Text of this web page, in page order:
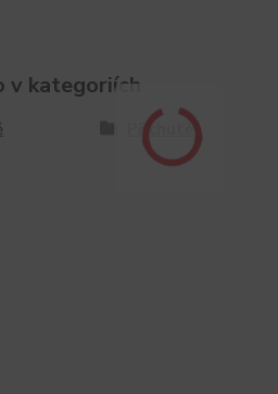
v kategoriích
Příchutě